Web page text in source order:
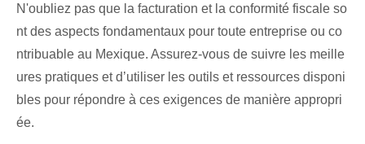
N'oubliez pas que la facturation et la conformité fiscale so
nt des aspects fondamentaux pour toute entreprise ou co
ntribuable au Mexique. Assurez-vous de suivre les meille
ures pratiques et d’utiliser les outils et ressources disponi
bles pour répondre à ces exigences de manière appropri
ée.